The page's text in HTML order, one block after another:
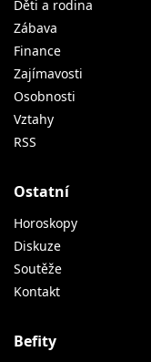
Děti a rodina
Zábava
Finance
Zajímavosti
Osobnosti
Vztahy
RSS
Ostatní
Horoskopy
Diskuze
Soutěže
Kontakt
Befity